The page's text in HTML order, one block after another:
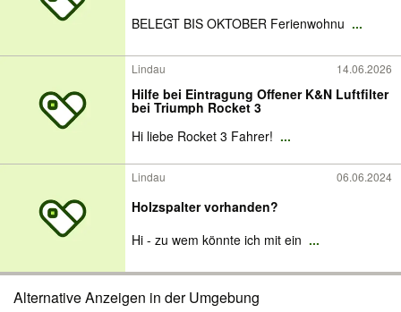
BELEGT BIS OKTOBER Ferienwohnu ...
Lindau 14.06.2026
Hilfe bei Eintragung Offener K&N Luftfilter
bei Triumph Rocket 3
Hi liebe Rocket 3 Fahrer! ...
Lindau 06.06.2024
Holzspalter vorhanden?
Hi - zu wem könnte ich mit ein ...
Alternative Anzeigen in der Umgebung